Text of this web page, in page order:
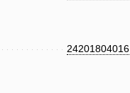
24201804016